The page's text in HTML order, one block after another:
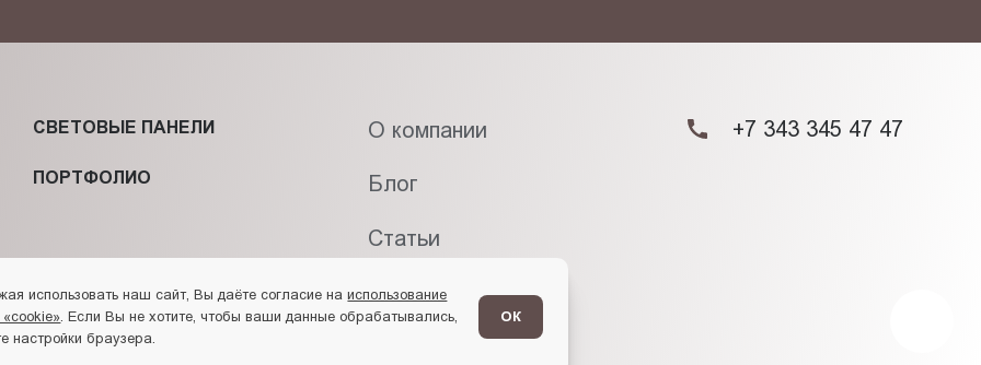
СВЕТОВЫЕ ПАНЕЛИ
ПОРТФОЛИО
О компании
Блог
Статьи
Контакты
+7 343 345 47 47
использовать наш сайт, Вы даёте согласие наиспользование
. Если Вы не хотите, чтобы ваши данные обрабатывались,
настройки браузера.
ОК